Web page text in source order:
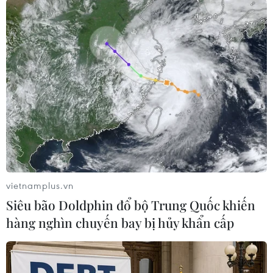
Nâng cao nhận thức về vai
trò chủ động, tích cực của
Việt Nam trong ASEAN
04/08/2026 14:09
Quảng Ninh lên tiếng về
thông tin toàn tỉnh đồng
loạt treo cờ Tổ quốc ngày
23/8
04/08/2026 13:37
toàn quốc "Vì sự nghiệp
Giáo dục Việt Nam" năm
tuyển Việt Nam tạo "cơn
địa chấn" trên truyền
vietnamplus.vn
Siêu bão Doldphin đổ bộ Trung Quốc khiến
hàng nghìn chuyến bay bị hủy khẩn cấp